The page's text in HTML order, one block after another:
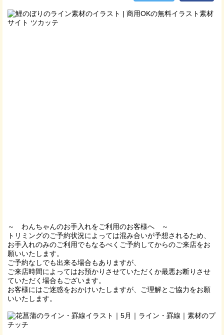
～ わんちゃんのお手入れをご利用のお客様へ ～
トリミングのご予約状況によっては混み合いが予想されるため、
お手入れのみのご利用でもなるべくご予約してからのご来店をお
願いいたします。
ご予約なしでも出来る場合もありますが、
ご来店時間によってはお預かりさせていただくか最悪お断りさせ
ていただく場合もございます。
お客様にはご迷惑をおかけいたしますが、ご理解とご協力をお願
いいたします。